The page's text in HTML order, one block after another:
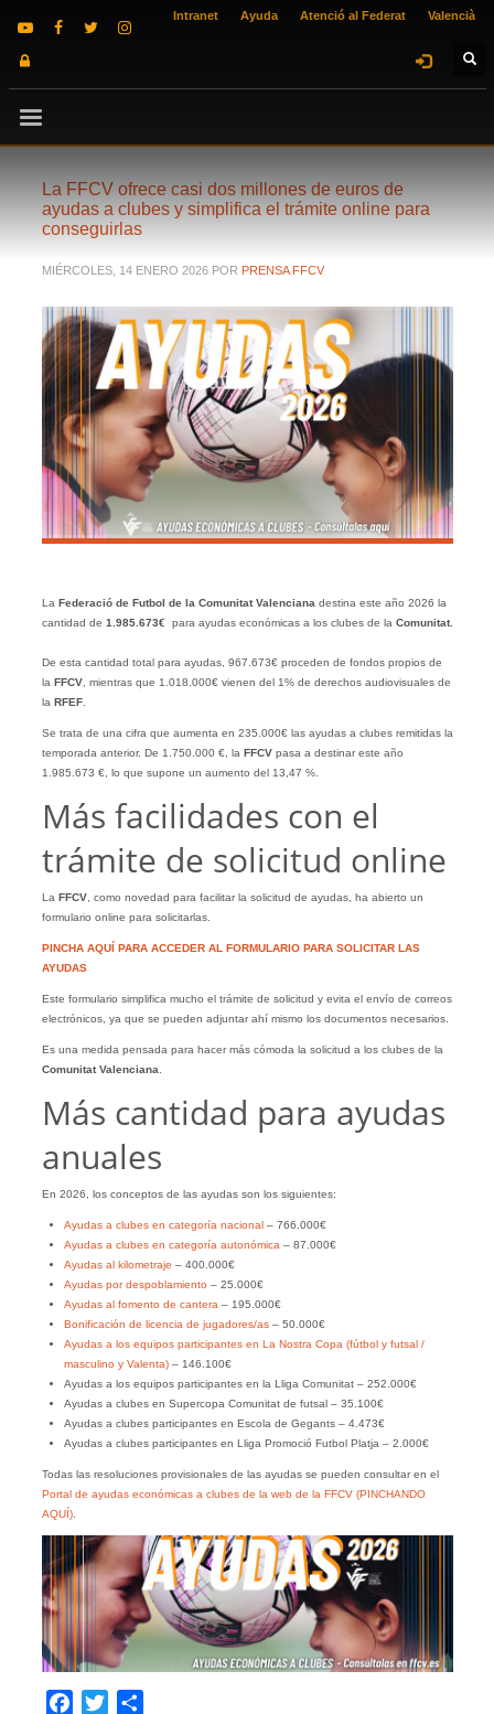
Intranet Ayuda Atenció al Federat Valencià
La FFCV ofrece casi dos millones de euros de
ayudas a clubes y simplifica el trámite online para
conseguirlas
MIÉRCOLES, 14 ENERO 2026 POR PRENSA FFCV
La Federació de Futbol de la Comunitat Valenciana destina este año 2026 la
cantidad de 1.985.673€ para ayudas económicas a los clubes de la Comunitat.
De esta cantidad total para ayudas, 967.673€ proceden de fondos propios de
la FFCV, mientras que 1.018.000€ vienen del 1% de derechos audiovisuales de
la RFEF.
Se trata de una cifra que aumenta en 235.000€ las ayudas a clubes remitidas la
temporada anterior. De 1.750.000 €, la FFCVpasa a destinar este año
1.985.673 €, lo que supone un aumento del 13,47 %.
Más facilidades con el
trámite de solicitud online
La FFCV, como novedad para facilitar la solicitud de ayudas, ha abierto un
formulario online para solicitarlas.
PINCHA AQUÍ PARA ACCEDER AL FORMULARIO PARA SOLICITAR LAS
AYUDAS
Este formulario simplifica mucho el trámite de solicitud y evita el envío de correos
electrónicos, ya que se pueden adjuntar ahí mismo los documentos necesarios.
Es una medida pensada para hacer más cómoda la solicitud a los clubes de la
Comunitat Valenciana
Más cantidad para ayudas
anuales
En 2026, los conceptos de las ayudas son los siguientes:
Ayudas a clubes en categoría nacional– 766.000€
Ayudas a clubes en categoría autonómica – 87.000€
Ayudas al kilometraje – 400.000€
Ayudas por despoblamiento– 25.000€
Ayudas al fomento de cantera – 195.000€
Bonificación de licencia de jugadores/as– 50.000€
Ayudas a los equipos participantes en La Nostra Copa (fútbol y futsal /
masculino y Valenta)– 146.100€
Ayudas a los equipos participantes en la Lliga Comunitat – 252.000€
Ayudas a clubes en Supercopa Comunitat de futsal – 35.100€
Ayudas a clubes participantes en Escola de Gegants – 4.473€
Ayudas a clubes participantes en Lliga Promoció Futbol Platja – 2.000€
Todas las resoluciones provisionales de las ayudas se pueden consultar en el
Portal de ayudas económicas a clubes de la web de la FFCV (PINCHANDO
AQUÍ).
Facebook
Twitter